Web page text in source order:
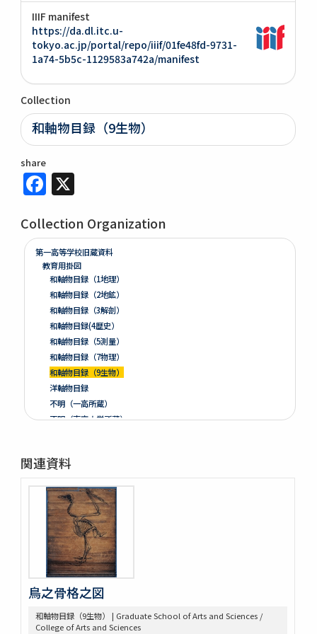
IIIF manifest
https://da.dl.itc.u-
tokyo.ac.jp/portal/repo/iiif/01fe48fd-9731-
1a74-5b5c-1129583a742a/manifest
Collection
和軸物目録（9生物）
share
Facebook
Collection Organization
第一高等学校旧蔵資料
教育用掛図
和軸物目録（1地理）
和軸物目録（2地鉱）
和軸物目録（3解剖）
和軸物目録(4歴史）
和軸物目録（5測量）
和軸物目録（7物理）
和軸物目録（9生物）
洋軸物目録
不明（一高所蔵）
不明（東京大学所蔵）
スタニスラス・プチ「産業実務家」
Von West nach Ost
関連資料
鳥之骨格之図
和軸物目録（9生物） | Graduate School of Arts and Sciences /
College of Arts and Sciences